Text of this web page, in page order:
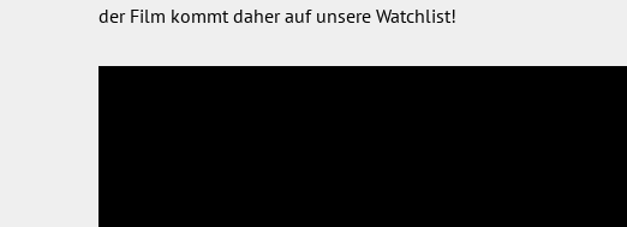
der Film kommt daher auf unsere Watchlist!